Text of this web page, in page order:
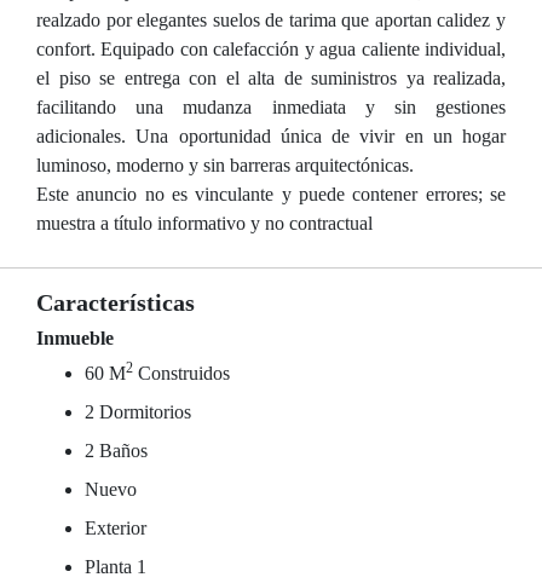
realzado por elegantes suelos de tarima que aportan calidez y
confort. Equipado con calefacción y agua caliente individual,
el piso se entrega con el alta de suministros ya realizada,
facilitando una mudanza inmediata y sin gestiones
adicionales. Una oportunidad única de vivir en un hogar
luminoso, moderno y sin barreras arquitectónicas.
Este anuncio no es vinculante y puede contener errores; se
muestra a título informativo y no contractual
Características
Inmueble
60 M2 Construidos
2 Dormitorios
2 Baños
Nuevo
Exterior
Planta 1